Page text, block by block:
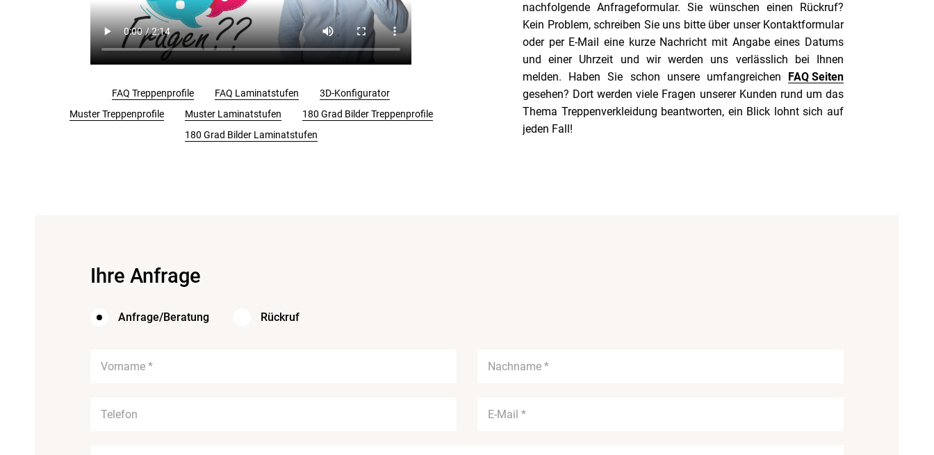
FAQ Treppenprofile FAQ Laminatstufen
3D-Konfigurator
Muster Treppenprofile
Muster Laminatstufen
180 Grad Bilder Treppenprofile
180 Grad Bilder Laminatstufen
nachfolgende Anfrageformular. Sie wünschen einen Rückruf?
Kein Problem, schreiben Sie uns bitte über unser Kontaktformular
oder per E-Mail eine kurze Nachricht mit Angabe eines Datums
und einer Uhrzeit und wir werden uns verlässlich bei Ihnen
melden. Haben Sie schon unsere umfangreichen
FAQ Seiten
gesehen? Dort werden viele Fragen unserer Kunden rund um das
Thema Treppenverkleidung beantworten, ein Blick lohnt sich auf
jeden Fall!
Ihre Anfrage
Anfrage/Beratung Rückruf